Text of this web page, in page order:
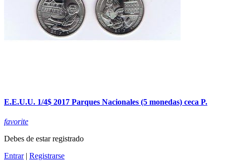
E.E.U.U. 1/4$ 2017 Parques Nacionales (5 monedas) ceca P.
favorite
Debes de estar registrado
Entrar| Registrarse